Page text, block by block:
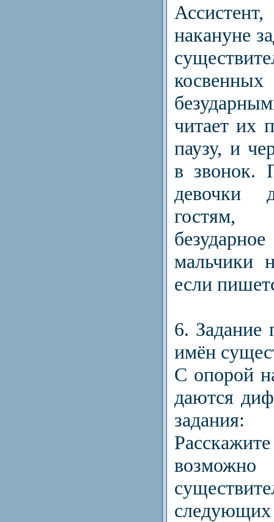
накануне
читает их
паузу, и
в звонок.
девочки
гостям,
мальчики
если
6. Задание
имён
С опорой
даются
задания:
следующих